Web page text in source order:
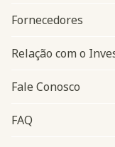
Fornecedores
Relação com o
Fale Conosco
FAQ